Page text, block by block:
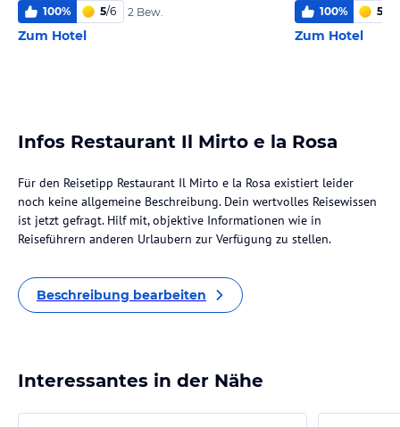
100% 5/6 2 Bew.
Zum Hotel
100% 5,1
Zum Hotel
Infos Restaurant Il Mirto e la Rosa
Für den Reisetipp Restaurant Il Mirto e la Rosa existiert leider
noch keine allgemeine Beschreibung. Dein wertvolles Reisewissen
ist jetzt gefragt. Hilf mit, objektive Informationen wie in
Reiseführern anderen Urlaubern zur Verfügung zu stellen.
Beschreibung bearbeiten
Interessantes in der Nähe